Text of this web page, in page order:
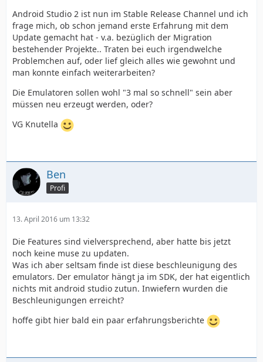
Android Studio 2 ist nun im Stable Release Channel und ich
frage mich, ob schon jemand erste Erfahrung mit dem
Update gemacht hat - v.a. bezüglich der Migration
bestehender Projekte.. Traten bei euch irgendwelche
Problemchen auf, oder lief gleich alles wie gewohnt und
man konnte einfach weiterarbeiten?
Die Emulatoren sollen wohl "3 mal so schnell" sein aber
müssen neu erzeugt werden, oder?
VG Knutella
Ben
Profi
13. April 2016 um 13:32
Die Features sind vielversprechend, aber hatte bis jetzt
noch keine muse zu updaten.
Was ich aber seltsam finde ist diese beschleunigung des
emulators. Der emulator hängt ja im SDK, der hat eigentlich
nichts mit android studio zutun. Inwiefern wurden die
Beschleunigungen erreicht?
hoffe gibt hier bald ein paar erfahrungsberichte